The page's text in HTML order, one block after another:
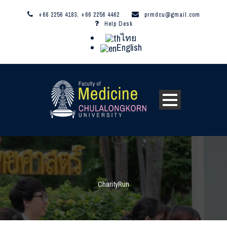
+66 2256 4183, +66 2256 4462
prmdcu@gmail.com
Help Desk
ไทย
English
CharityRun